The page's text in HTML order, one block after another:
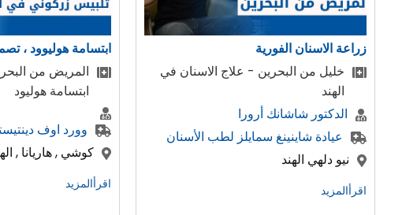
ابتسامة هوليوود ، تصميم الابتسامة
المريض من البحرين تحصل على
ابتسامة هوليود
وورد اوف دينتيستري
كوشي , هاريانا , الهند
اقرأالمزيد
زراعة الاسنان
تجربة مريض من
الاسنان
وورد اوف
كوشي , هاريانا ,
اقرأالمزيد